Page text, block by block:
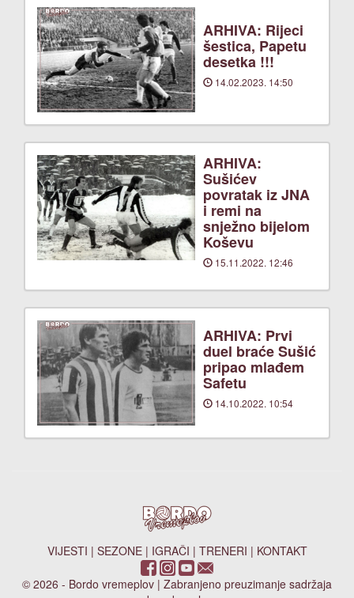
ARHIVA: Rijeci
šestica, Papetu
desetka !!!
14.02.2023. 14:50
ARHIVA:
Sušićev
povratak iz JNA
i remi na
snježno bijelom
Koševu
15.11.2022. 12:46
ARHIVA: Prvi
duel braće Sušić
pripao mlađem
Safetu
14.10.2022. 10:54
VIJESTI | SEZONE| IGRAČI | TRENERI | KONTAKT
© 2026 - Bordo vremeplov | Zabranjeno preuzimanje sadržaja